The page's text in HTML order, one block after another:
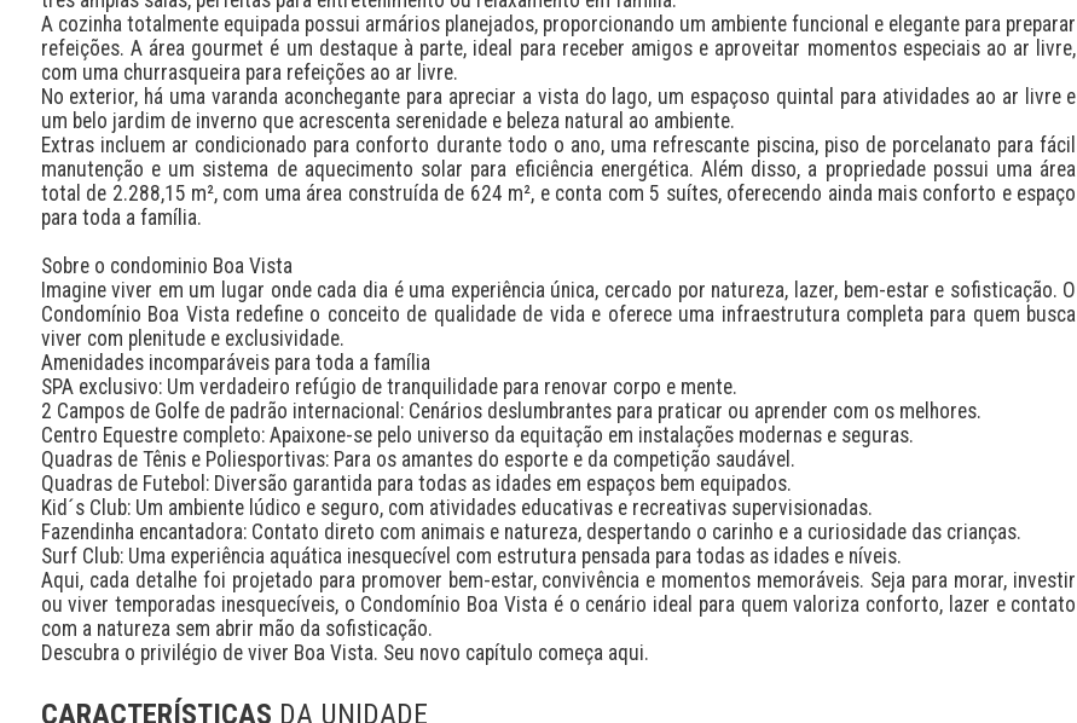
A cozinha totalmente equipada possui armários planejados, proporcionando um ambiente funcional e elegante para preparar
refeições. A área gourmet é um destaque à parte, ideal para receber amigos e aproveitar momentos especiais ao ar livre,
com uma churrasqueira para refeições ao ar livre.
No exterior, há uma varanda aconchegante para apreciar a vista do lago, um espaçoso quintal para atividades ao ar livre e
um belo jardim de inverno que acrescenta serenidade e beleza natural ao ambiente.
Extras incluem ar condicionado para conforto durante todo o ano, uma refrescante piscina, piso de porcelanato para fácil
manutenção e um sistema de aquecimento solar para eficiência energética. Além disso, a propriedade possui uma área
total de 2.288,15 m², com uma área construída de 624 m², e conta com 5 suítes, oferecendo ainda mais conforto e espaço
para toda a família.
Sobre o condominio Boa Vista
Imagine viver em um lugar onde cada dia é uma experiência única, cercado por natureza, lazer, bem-estar e sofisticação. O
Condomínio Boa Vista redefine o conceito de qualidade de vida e oferece uma infraestrutura completa para quem busca
viver com plenitude e exclusividade.
Amenidades incomparáveis para toda a família
SPA exclusivo: Um verdadeiro refúgio de tranquilidade para renovar corpo e mente.
2 Campos de Golfe de padrão internacional: Cenários deslumbrantes para praticar ou aprender com os melhores.
Centro Equestre completo: Apaixone-se pelo universo da equitação em instalações modernas e seguras.
Quadras de Tênis e Poliesportivas: Para os amantes do esporte e da competição saudável.
Quadras de Futebol: Diversão garantida para todas as idades em espaços bem equipados.
Kid´s Club: Um ambiente lúdico e seguro, com atividades educativas e recreativas supervisionadas.
Fazendinha encantadora: Contato direto com animais e natureza, despertando o carinho e a curiosidade das crianças.
Surf Club: Uma experiência aquática inesquecível com estrutura pensada para todas as idades e níveis.
Aqui, cada detalhe foi projetado para promover bem-estar, convivência e momentos memoráveis. Seja para morar, investir
ou viver temporadas inesquecíveis, o Condomínio Boa Vista é o cenário ideal para quem valoriza conforto, lazer e contato
com a natureza sem abrir mão da sofisticação.
Descubra o privilégio de viver Boa Vista. Seu novo capítulo começa aqui.
CARACTERÍSTICAS DA UNIDADE